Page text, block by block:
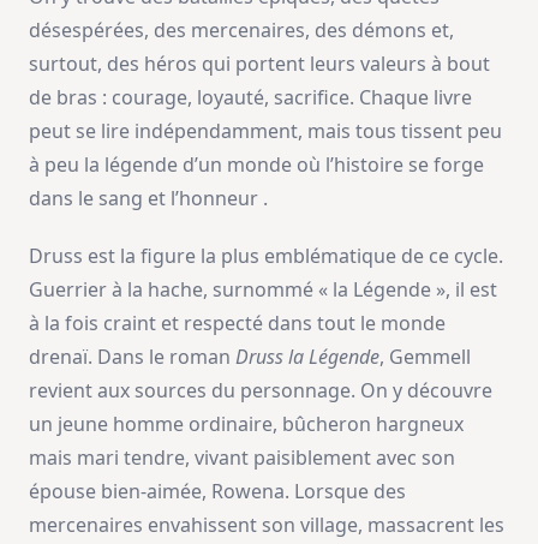
désespérées, des mercenaires, des démons et,
surtout, des héros qui portent leurs valeurs à bout
de bras : courage, loyauté, sacrifice. Chaque livre
peut se lire indépendamment, mais tous tissent peu
à peu la légende d’un monde où l’histoire se forge
dans le sang et l’honneur .
Druss est la figure la plus emblématique de ce cycle.
Guerrier à la hache, surnommé « la Légende », il est
à la fois craint et respecté dans tout le monde
drenaï. Dans le roman Druss la Légende, Gemmell
revient aux sources du personnage. On y découvre
un jeune homme ordinaire, bûcheron hargneux
mais mari tendre, vivant paisiblement avec son
épouse bien-aimée, Rowena. Lorsque des
mercenaires envahissent son village, massacrent les